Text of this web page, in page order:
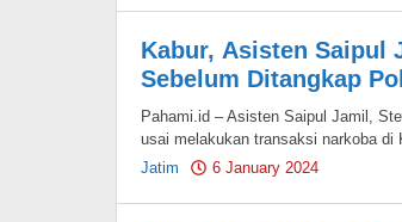
Kabur, Asisten Saipul
Sebelum Ditangkap
Pahami.id – Asisten Saipul Jamil,
usai melakukan transaksi narkoba di
Jatim
6 January 2024